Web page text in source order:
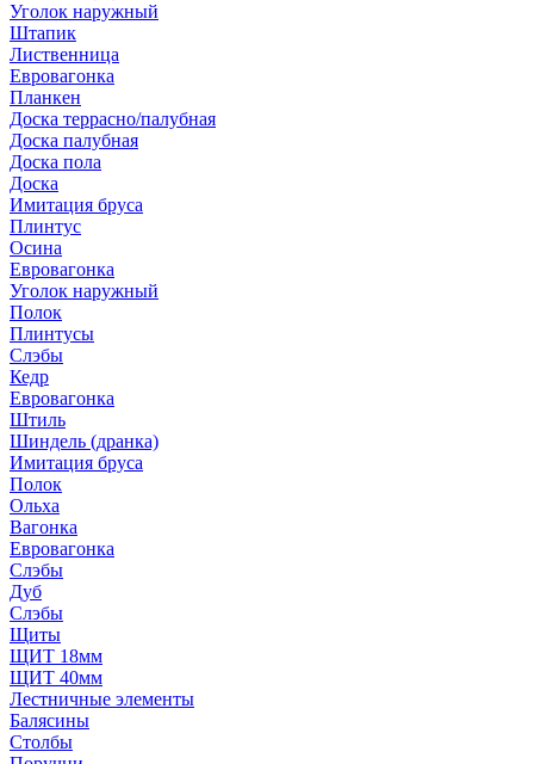
Уголок наружный
Штапик
Лиственница
Евровагонка
Планкен
Доска террасно/палубная
Доска палубная
Доска пола
Доска
Имитация бруса
Плинтус
Осина
Евровагонка
Уголок наружный
Полок
Плинтусы
Слэбы
Кедр
Евровагонка
Штиль
Шиндель (дранка)
Имитация бруса
Полок
Ольха
Вагонка
Евровагонка
Слэбы
Дуб
Слэбы
Щиты
ЩИТ 18мм
ЩИТ 40мм
Лестничные элементы
Балясины
Столбы